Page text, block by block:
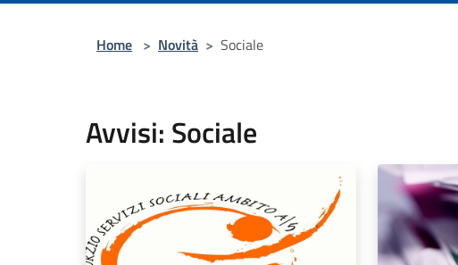
Home > Novità > Sociale
Avvisi: Sociale